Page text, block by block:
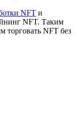
NFT и
NFT. Таким
торговать NFT без